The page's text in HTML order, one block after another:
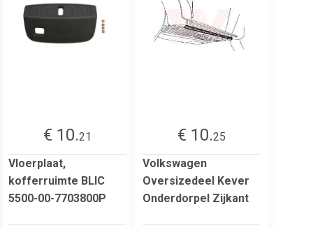
€ 10.21
Vloerplaat,
kofferruimte BLIC
5500-00-7703800P
€ 10.25
Volkswagen
Oversizedeel Kever
Onderdorpel Zijkant